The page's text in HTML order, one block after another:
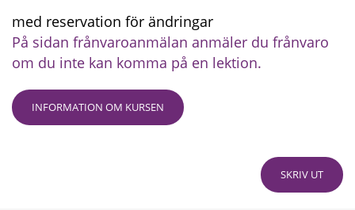
med reservation för ändringar
På sidan frånvaroanmälan anmäler du frånvaro
om du inte kan komma på en lektion.
INFORMATION OM KURSEN
SKRIV UT